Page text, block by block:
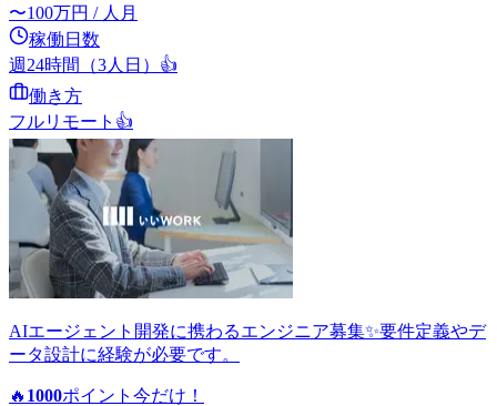
〜100万円 / 人月
稼働日数
週24時間（3人日） 👍
働き方
フルリモート 👍
AIエージェント開発に携わるエンジニア募集✨要件定義やデ
ータ設計に経験が必要です。
🔥 1000ポイント 今だけ！